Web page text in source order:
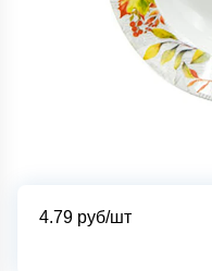
4.79 руб/шт